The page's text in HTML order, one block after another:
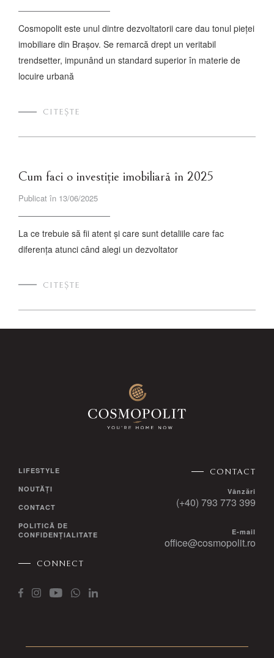
Cosmopolit este unul dintre dezvoltatorii care dau tonul pieței
imobiliare din Brașov. Se remarcă drept un veritabil
trendsetter, impunând un standard superior în materie de
locuire urbană
CITEȘTE
Cum faci o investiție imobiliară în 2025
Publicat în 13/06/2025
La ce trebuie să fii atent și care sunt detaliile care fac
diferența atunci când alegi un dezvoltator
CITEȘTE
LIFESTYLE
NOUTĂȚI
CONTACT
POLITICĂ DE
CONFIDENȚIALITATE
CONNECT
CONTACT
Vânzări
(+40) 793 773 399
E-mail
office@cosmopolit.ro